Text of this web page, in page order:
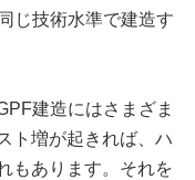
じ技術水準で建造す
建造にはさまざま
ト増が起きれば、ハ
もあります。それを